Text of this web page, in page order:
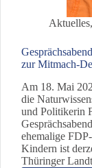
Aktuelles,
zur Mitmach-
Am 18. Mai
die
und Politikerin
ehemalige
Kindern ist
Thüringer